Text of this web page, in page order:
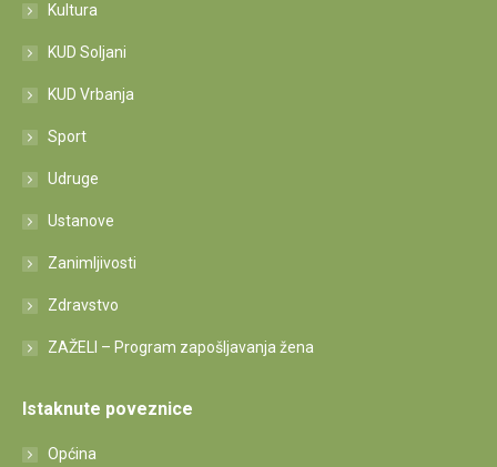
Kultura
KUD Soljani
KUD Vrbanja
Sport
Udruge
Ustanove
Zanimljivosti
Zdravstvo
ZAŽELI – Program zapošljavanja žena
Istaknute poveznice
Općina